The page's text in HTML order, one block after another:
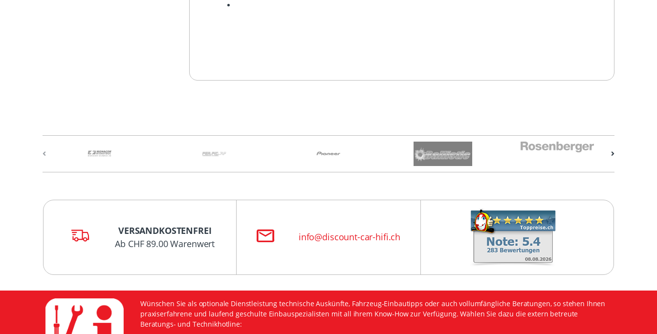
VERSANDKOSTENFREI
Ab CHF 89.00 Warenwert
info@discount-car-hifi.ch
Wünschen Sie als optionale Dienstleistung technische Auskünfte, Fahrzeug-Einbautipps oder auch vollumfängliche Beratungen, so stehen Ihnen
praxiserfahrene und laufend geschulte Einbauspezialisten mit all ihrem Know-How zur Verfügung. Wählen Sie dazu die extern betreute
Beratungs- und Technikhotline: